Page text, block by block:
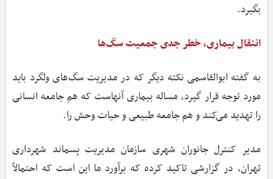
بگیرد.
انتقال بیماری، خطر جدی جمعیت سگ‌ها
به گفته ابوالقاسمی نکته دیگر که در مدیریت سگ‌های ولگرد باید
مورد توجه قرار گیرد، مساله بیماری آنهاست که هم جامعه انسانی
را تهدید می‌کند و هم جامعه طبیعی و حیات وحش را.
مدیر کنترل جانوران شهری سازمان مدیریت پسماند شهرداری
تهران، در گزارشی تاکید کرده که برآورد ما این است که احتمالاً